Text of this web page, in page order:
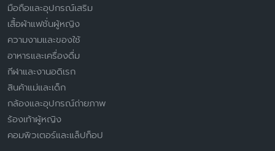
มือถือและอุปกรณ์เสริม
เสื้อผ้าแฟชั่นผู้หญิง
ความงามและของใช้
อาหารและเครื่องดื่ม
กีฬาและงานอดิเรก
สินค้าแม่และเด็ก
กล้องและอุปกรณ์ถ่ายภาพ
ร้องเท้าผู้หญิง
คอมพิวเตอร์และแล็ปท็อป